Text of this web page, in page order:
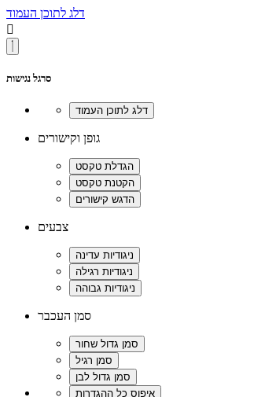
דלג לתוכן העמוד

סרגל נגישות
גופן וקישורים
צבעים
סמן העכבר